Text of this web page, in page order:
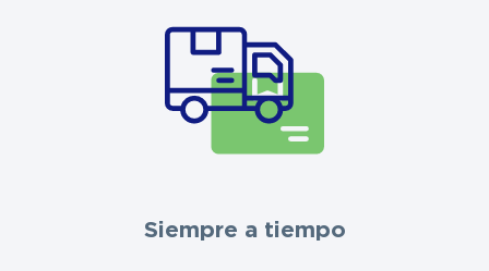
Siempre a tiempo